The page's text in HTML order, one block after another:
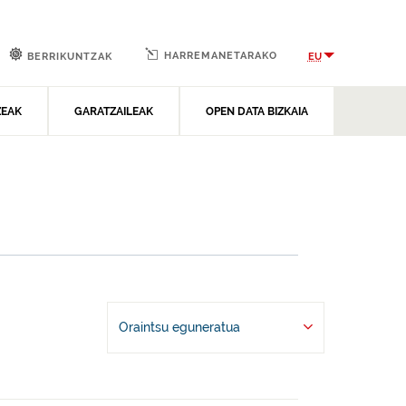
GARATZAILEAK OPEN DATA BIZKAIA
BERRIKUNTZAK HARREMANETARAKO EU
Oraintsu eguneratua